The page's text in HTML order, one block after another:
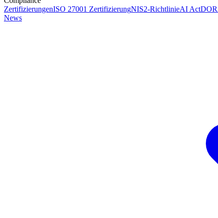
ZertifizierungenISO 27001 ZertifizierungNIS2-RichtlinieAI Act
News